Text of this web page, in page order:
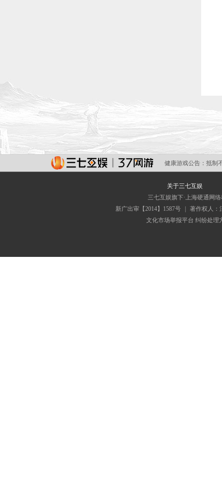
健康游戏公告： 抵制
关于三七互娱
三七互娱旗下·上海硬通网
新广出审【2014】1587号
著作权人：
文化市场举报平台 纠纷处理